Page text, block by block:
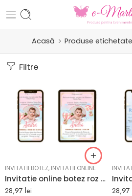
Acasă Produse
Filtre
INVITATII BOTEZ, INVITATII ONLINE
Invitatie online botez roz cu poza
28,97 lei
28,97